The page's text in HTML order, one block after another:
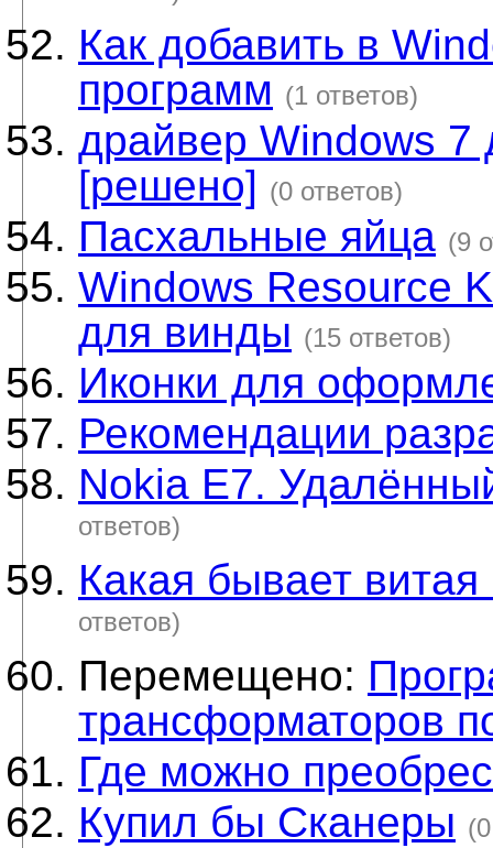
Как добавить в
программ (1 ответов)
драйвер Windows 7
[решено] (0 ответов)
Пасхальные яйца (9
Windows Resource
для винды (15 ответов)
Иконки для
Рекомендации
Nokia E7.
ответов)
Какая бывает
ответов)
Перемещено:
трансформаторов
Где можно
Купил бы Сканеры